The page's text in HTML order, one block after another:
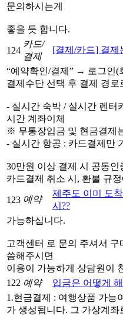
문의하시는게
좋을 듯 합니다.
124
카드/
결제
[결제/카드] 결제
“예약확인/결제” → 로그인
결제수단 선택 후 결제 경
- 실시간 숙박 / 실시간 렌터
시간 계좌이체
※ 무통장입금 및 현금결제
- 실시간 항공 : 카드결제만
30만원 이상 결제 시 공동
카드결제 취소 시, 환불 규
123 예약
제주도 이미 도
시??
가능하십니다.
고객센터 로 문의 주셔서
씀해주시면
이용이 가능하게 상담원이
122 예약
입금은 어떻게
1.현금결제 : 여행상품 가능
가 생성됩니다. 그 가상계